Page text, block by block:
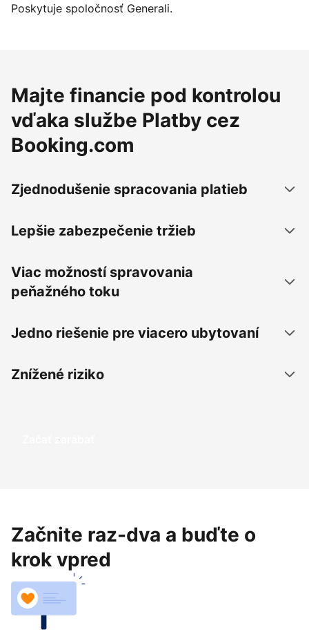
Poskytuje spoločnosť Generali.
Majte financie pod kontrolou
vďaka službe Platby cez
Booking.com
Zjednodušenie spracovania platieb
Lepšie zabezpečenie tržieb
Viac možností spravovania
peňažného toku
Jedno riešenie pre viacero ubytovaní
Znížené riziko
Začať zarábať
Začnite raz-dva a buďte o
krok vpred